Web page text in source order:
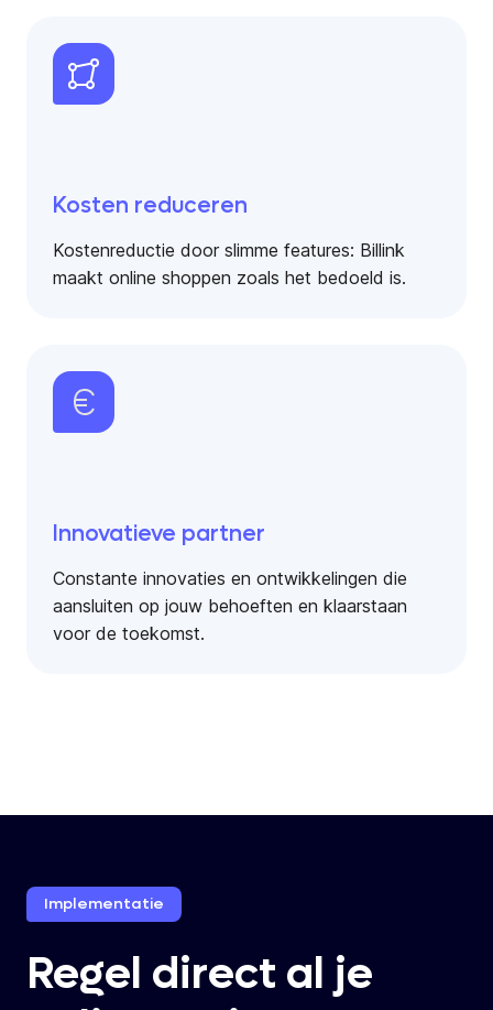
Kosten reduceren
Kostenreductie door slimme features: Billink
maakt online shoppen zoals het bedoeld is.
Innovatieve partner
Constante innovaties en ontwikkelingen die
aansluiten op jouw behoeften en klaarstaan
voor de toekomst.
Implementatie
Regel direct al je